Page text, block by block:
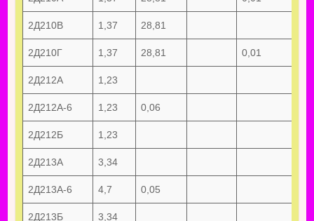
2Д210В 1,37 28,81
2Д210Г 1,37 28,81 0,01
2Д212А 1,23
2Д212А-6 1,23 0,06
2Д212Б 1,23
2Д213А 3,34
2Д213А-6 4,7 0,05
2Д213Б 3,34